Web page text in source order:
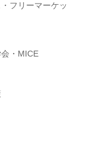
フリーマーケッ
・MICE